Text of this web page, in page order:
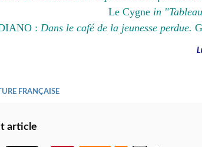
Le Cygne in
: Dans le café de la jeunesse perdue.
FRANÇAISE
article